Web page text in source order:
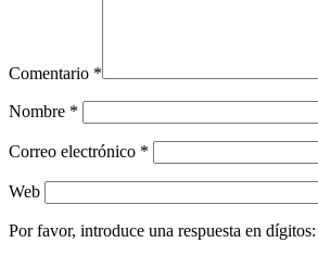
Comentario *
Nombre *
Correo electrónico *
Web
Por favor, introduce una respuesta en dígitos: